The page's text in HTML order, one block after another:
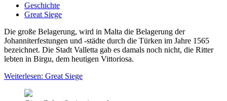
Geschichte
Great Siege
Die große Belagerung, wird in Malta die Belagerung der
Johanniterfestungen und -städte durch die Türken im Jahre 1565
bezeichnet. Die Stadt Valletta gab es damals noch nicht, die Ritter
lebten in Birgu, dem heutigen Vittoriosa.
Weiterlesen: Great Siege